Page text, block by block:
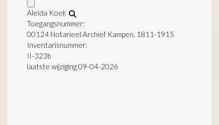
Aleida Koek
Toegangsnummer:
00124 Notarieel Archief Kampen, 1811-1915
Inventarisnummer:
II-323b
laatste wijziging 09-04-2026